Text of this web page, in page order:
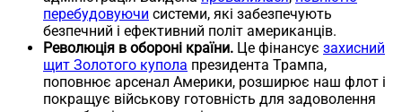
перебудовуючи системи, які забезпечують
безпечний і ефективний політ американців.
Революція в обороні країни. Це фінансує захисний
щит Золотого купола президента Трампа,
поповнює арсенал Америки, розширює наш флот і
покращує військову готовність для задоволення